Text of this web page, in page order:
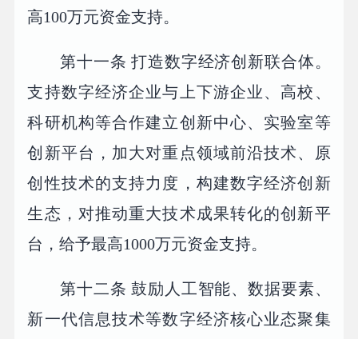
高100万元资金支持。
第十一条 打造数字经济创新联合体。
支持数字经济企业与上下游企业、高校、
科研机构等合作建立创新中心、实验室等
创新平台，加大对重点领域前沿技术、原
创性技术的支持力度，构建数字经济创新
生态，对推动重大技术成果转化的创新平
台，给予最高1000万元资金支持。
第十二条 鼓励人工智能、数据要素、
新一代信息技术等数字经济核心业态聚集